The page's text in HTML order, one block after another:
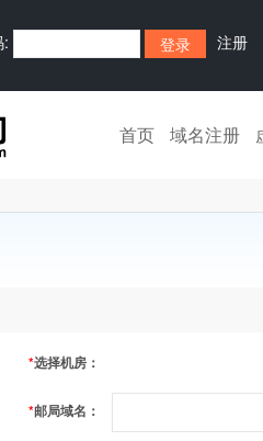
注册
首页 域名注册
*选择机房：
*邮局域名：